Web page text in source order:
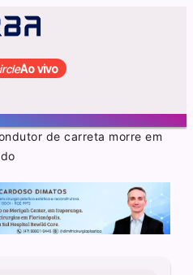
Ao vivo
de carreta morre em